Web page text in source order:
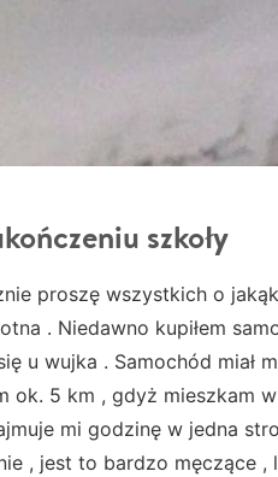
szkoły
proszę wszystkich o
. Niedawno kupiłem
u wujka . Samochód miał
ok. 5 km , gdyż mieszkam
mi godzinę w jedna
, jest to bardzo męczące